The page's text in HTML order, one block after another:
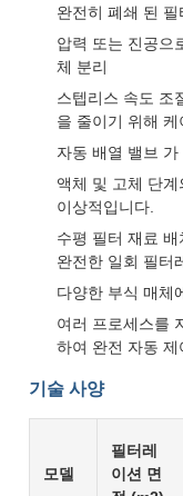
완전히 폐쇄 된
압력 또는 진공으
체 분리
스텝리스 속도 조
을 줄이기 위해
자동 배열 밸브
액체 및 고체 단
이상적입니다.
수평 필터 재료
완전한 일회 필터
다양한 부식 매체
여러 프로세스를
하여 완전 자동 제
기술 사양
모델
필터레
이션 면